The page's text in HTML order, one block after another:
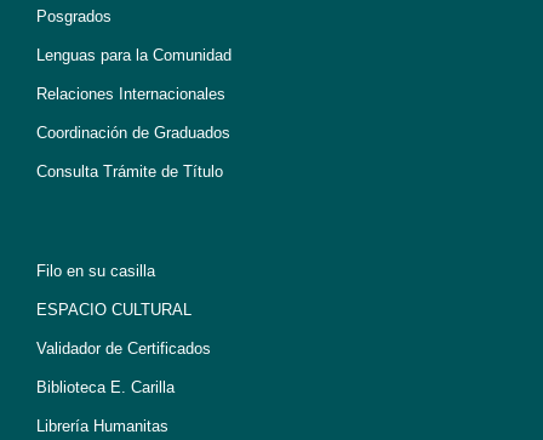
Posgrados
Lenguas para la Comunidad
Relaciones Internacionales
Coordinación de Graduados
Consulta Trámite de Título
Filo en su casilla
ESPACIO CULTURAL
Validador de Certificados
Biblioteca E. Carilla
Librería Humanitas